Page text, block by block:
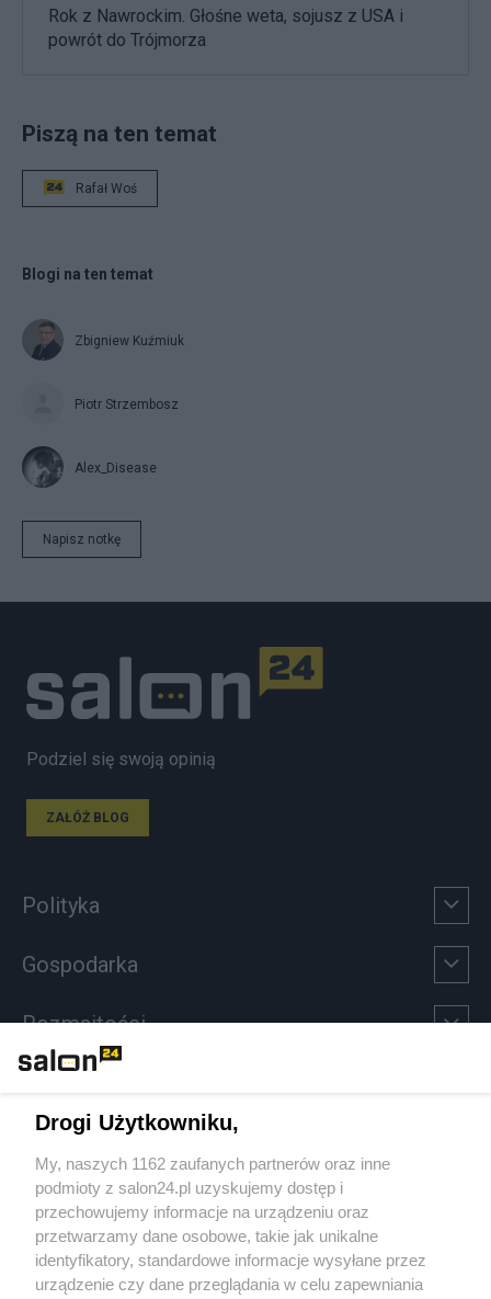
Rok z Nawrockim. Głośne weta, sojusz z USA i
powrót do Trójmorza
Piszą na ten temat
Rafał Woś
Blogi na ten temat
Zbigniew Kuźmiuk
Piotr Strzembosz
Alex_Disease
Napisz notkę
Podziel się swoją opinią
ZAŁÓŻ BLOG
Polityka
Gospodarka
Rozmaitości
Sport
Społeczeństwo
Kultura
Drogi Użytkowniku,
My, naszych 1162 zaufanych partnerów oraz inne
podmioty z salon24.pl uzyskujemy dostęp i
przechowujemy informacje na urządzeniu oraz
przetwarzamy dane osobowe, takie jak unikalne
identyfikatory, standardowe informacje wysyłane przez
urządzenie czy dane przeglądania w celu zapewniania